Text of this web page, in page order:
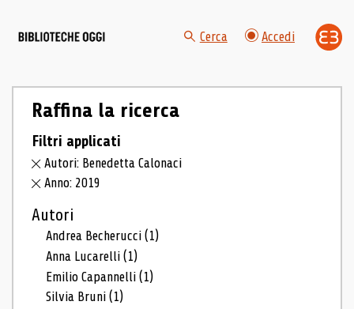
Cerca Accedi
Raffina la ricerca
Filtri applicati
Autori: Benedetta Calonaci
Anno: 2019
Autori
Andrea Becherucci(1)
Anna Lucarelli(1)
Emilio Capannelli(1)
Silvia Bruni(1)